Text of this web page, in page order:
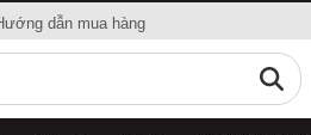
dẫn mua hàng